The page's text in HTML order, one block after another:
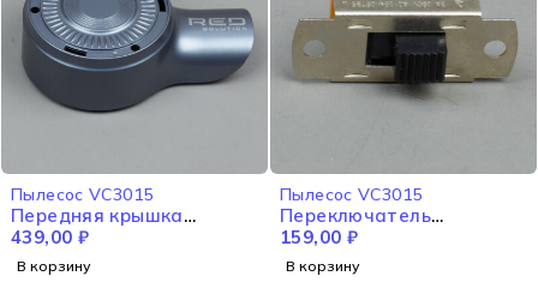
Пылесос VC3015
Передняя крышка
VC3015
439,00 ₽
В корзину
Пылесос VC3015
Переключатель
включения/выключения
VC3015
159,00 ₽
В корзину